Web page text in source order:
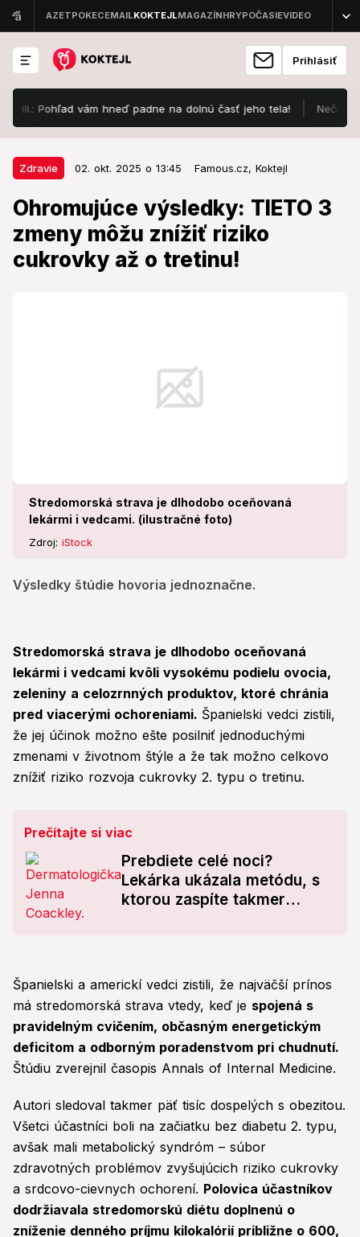
Prihlásiť
Pohľad vám hneď padne na dolnú časť jeho tela! Nečakajte,
Zdravie 02. okt. 2025 o 13:45 Famous.cz, Koktejl
Ohromujúce výsledky: TIETO 3
zmeny môžu znížiť riziko
cukrovky až o tretinu!
Stredomorská strava je dlhodobo oceňovaná
lekármi i vedcami. (ilustračné foto)
Zdroj: iStock
Výsledky štúdie hovoria jednoznačne.
Zdravie 02. okt. 2025 o 13:45
Ohromujúce výsledky: TIETO 3
zmeny môžu znížiť riziko cukrovky
až o tretinu!
Stredomorská strava je dlhodobo oceňovaná
lekármi i vedcami kvôli vysokému podielu ovocia,
zeleniny a celozrnných produktov, ktoré chránia
pred viacerými ochoreniami. Španielski vedci zistili,
že jej účinok možno ešte posilniť jednoduchými
zmenami v životnom štýle a že tak možno celkovo
znížiť riziko rozvoja cukrovky 2. typu o tretinu.
Prečítajte si viac
Prebdiete celé noci?
Lekárka ukázala metódu, s
ktorou zaspíte takmer
Španielski a americkí vedci zistili, že najväčší prínos
má stredomorská strava vtedy, keď je spojená s
pravidelným cvičením, občasným energetickým
deficitom a odborným poradenstvom pri chudnutí.
Štúdiu zverejnil časopis Annals of Internal Medicine.
Autori sledoval takmer päť tisíc dospelých s obezitou.
Všetci účastníci boli na začiatku bez diabetu 2. typu,
avšak mali metabolický syndróm – súbor
zdravotných problémov zvyšujúcich riziko cukrovky
a srdcovo-cievnych ochorení. Polovica účastníkov
dodržiavala stredomorskú diétu doplnenú o
zníženie denného príjmu kilokalórií približne o 600,